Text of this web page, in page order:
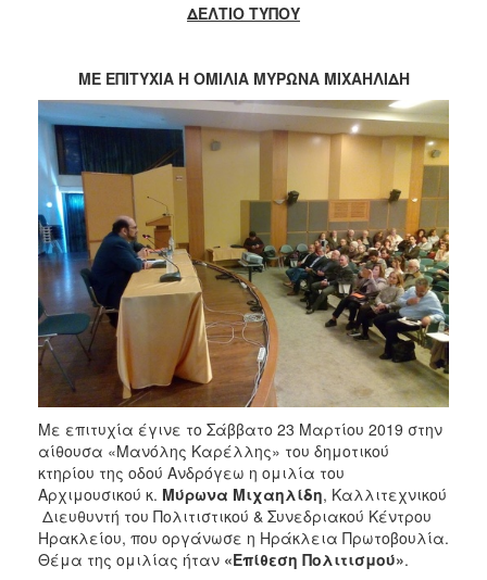
ΔΕΛΤΙΟ ΤΥΠΟΥ
ΜΕ ΕΠΙΤΥΧΙΑ Η ΟΜΙΛΙΑ ΜΥΡΩΝΑ ΜΙΧΑΗΛΙΔΗ
Με επιτυχία έγινε το Σάββατο 23 Μαρτίου 2019 στην
αίθουσα «Μανόλης Καρέλλης» του δημοτικού
κτηρίου της οδού Ανδρόγεω η ομιλία του
Αρχιμουσικού κ. Μύρωνα Μιχαηλίδη, Καλλιτεχνικού
Διευθυντή του Πολιτιστικού & Συνεδριακού Κέντρου
Ηρακλείου, που οργάνωσε η Ηράκλεια Πρωτοβουλία.
Θέμα της ομιλίας ήταν «Επίθεση Πολιτισμού».